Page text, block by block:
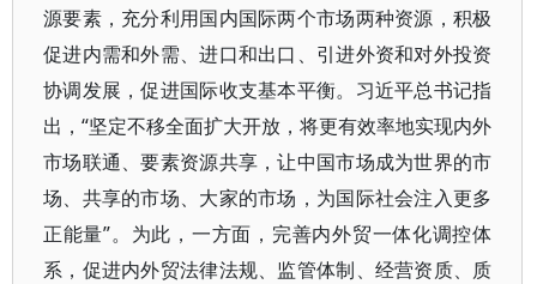
源要素，充分利用国内国际两个市场两种资源，积极
促进内需和外需、进口和出口、引进外资和对外投资
协调发展，促进国际收支基本平衡。习近平总书记指
出，“坚定不移全面扩大开放，将更有效率地实现内外
市场联通、要素资源共享，让中国市场成为世界的市
场、共享的市场、大家的市场，为国际社会注入更多
正能量”。为此，一方面，完善内外贸一体化调控体
系，促进内外贸法律法规、监管体制、经营资质、质